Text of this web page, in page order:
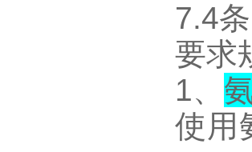
7.4
要求
1、
使用